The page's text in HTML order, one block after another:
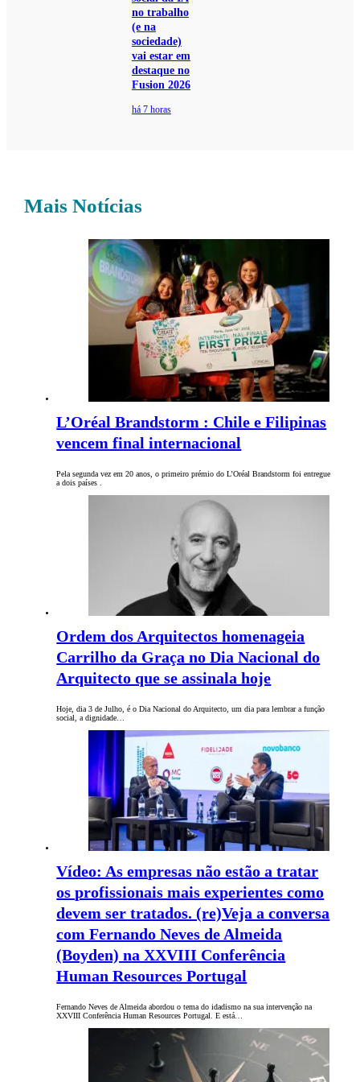
no trabalho
(e na
sociedade)
vai estar em
destaque no
Fusion 2026
há 7 horas
Mais Notícias
L’Oréal Brandstorm : Chile e Filipinas
vencem final internacional
Pela segunda vez em 20 anos, o primeiro prémio do L’Oréal Brandstorm foi entregue
a dois países .
Ordem dos Arquitectos homenageia
Carrilho da Graça no Dia Nacional do
Arquitecto que se assinala hoje
Hoje, dia 3 de Julho, é o Dia Nacional do Arquitecto, um dia para lembrar a função
social, a dignidade…
Vídeo: As empresas não estão a tratar
os profissionais mais experientes como
devem ser tratados. (re)Veja a conversa
com Fernando Neves de Almeida
(Boyden) na XXVIII Conferência
Human Resources Portugal
Fernando Neves de Almeida abordou o tema do idadismo na sua intervenção na
XXVIII Conferência Human Resources Portugal. E está…